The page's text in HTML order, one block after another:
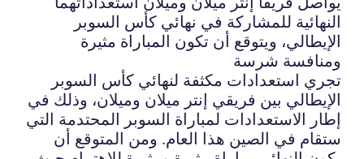
النهائية للمشاركة في نهائي كأس السوبر
الإيطالي، ويتوقع أن تكون المباراة مثيرة
ومنافسة شرسة
تجري استعدادات مكثفة لنهائي كأس السوبر
الإيطالي بين فريقي إنتر ميلان وميلان، وذلك في
إطار الاستعدادات لمباراة السوبر المحتدمة التي
ستقام في الصين هذا العام. ومن المتوقع أن